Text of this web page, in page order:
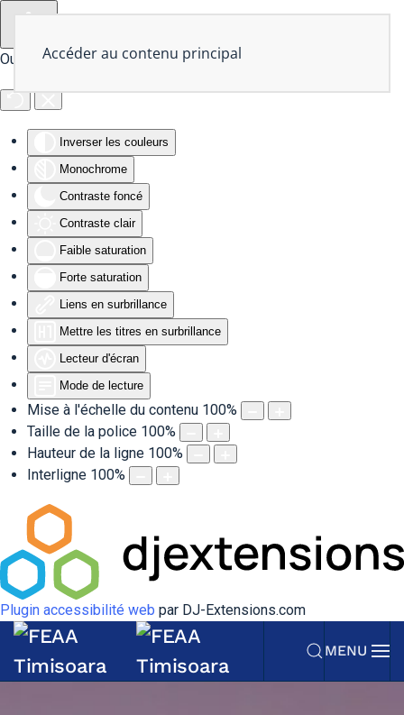
Outils d'accessibilité
Inverser les couleurs
Monochrome
Contraste foncé
Contraste clair
Faible saturation
Forte saturation
Liens en surbrillance
Mettre les titres en surbrillance
Lecteur d'écran
Mode de lecture
Mise à l'échelle du contenu 100%
Taille de la police 100%
Hauteur de la ligne 100%
Interligne 100%
Plugin accessibilité web par DJ-Extensions.com
Accéder au contenu principal
MENU